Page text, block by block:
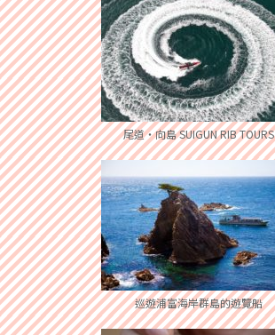
尾道・向島 SUIGUN RIB TOURS
巡遊浦富海岸群島的遊覽船